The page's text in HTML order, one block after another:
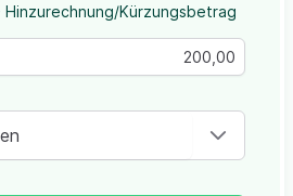
Hinzurechnung/Kürzungsbetrag